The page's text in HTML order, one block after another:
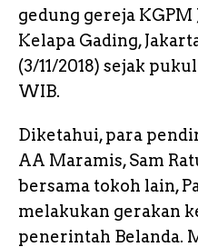
gedung gereja
Kelapa Gading,
(3/11/2018) sejak
WIB.
Diketahui, para
AA Maramis, Sam
bersama tokoh lain,
melakukan gerakan
penerintah Belanda.